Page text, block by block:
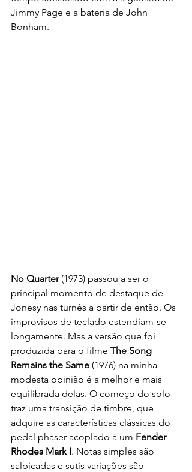
Jimmy Page e a bateria de John
Bonham.
No Quarter (1973) passou a ser o
principal momento de destaque de
Jonesy nas turnês a partir de então. Os
improvisos de teclado estendiam-se
longamente. Mas a versão que foi
produzida para o filme The Song
Remains the Same (1976) na minha
modesta opinião é a melhor e mais
equilibrada delas. O começo do solo
traz uma transição de timbre, que
adquire as características clássicas do
pedal phaser acoplado à um Fender
Rhodes Mark I. Notas simples são
salpicadas e sutis variações são